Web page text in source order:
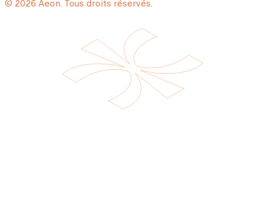
© 2026 Aeon. Tous droits réservés.